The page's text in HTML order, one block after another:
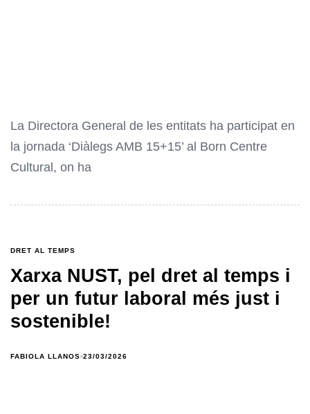
La Directora General de les entitats ha participat en
la jornada ‘Diàlegs AMB 15+15’ al Born Centre
Cultural, on ha
DRET AL TEMPS
Xarxa NUST, pel dret al temps i
per un futur laboral més just i
sostenible!
FABIOLA LLANOS 23/03/2026